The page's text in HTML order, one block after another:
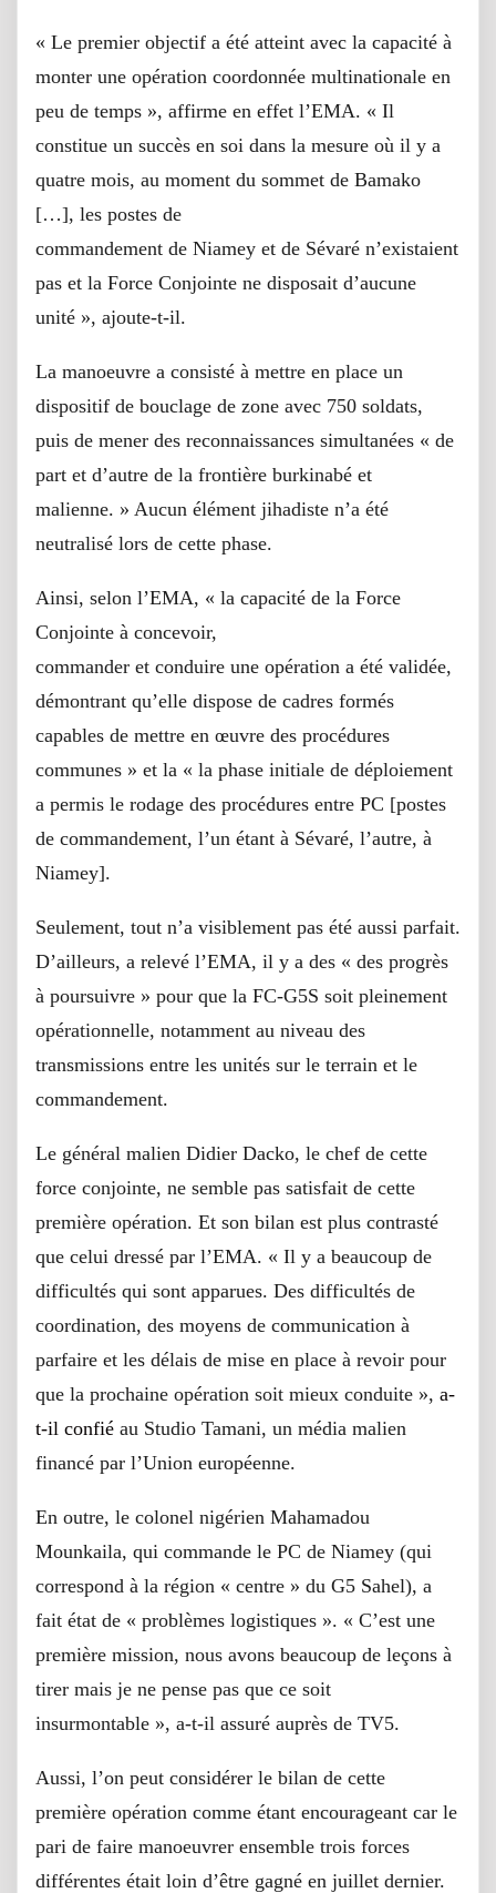
« Le premier objectif a été atteint avec la capacité à
monter une opération coordonnée multinationale en
peu de temps », affirme en effet l’EMA. « Il
constitue un succès en soi dans la mesure où il y a
quatre mois, au moment du sommet de Bamako
[…], les postes de
commandement de Niamey et de Sévaré n’existaient
pas et la Force Conjointe ne disposait d’aucune
unité », ajoute-t-il.
La manoeuvre a consisté à mettre en place un
dispositif de bouclage de zone avec 750 soldats,
puis de mener des reconnaissances simultanées « de
part et d’autre de la frontière burkinabé et
malienne. » Aucun élément jihadiste n’a été
neutralisé lors de cette phase.
Ainsi, selon l’EMA, « la capacité de la Force
Conjointe à concevoir,
commander et conduire une opération a été validée,
démontrant qu’elle dispose de cadres formés
capables de mettre en œuvre des procédures
communes » et la « la phase initiale de déploiement
a permis le rodage des procédures entre PC [postes
de commandement, l’un étant à Sévaré, l’autre, à
Niamey].
Seulement, tout n’a visiblement pas été aussi parfait.
D’ailleurs, a relevé l’EMA, il y a des « des progrès
à poursuivre » pour que la FC-G5S soit pleinement
opérationnelle, notamment au niveau des
transmissions entre les unités sur le terrain et le
commandement.
Le général malien Didier Dacko, le chef de cette
force conjointe, ne semble pas satisfait de cette
première opération. Et son bilan est plus contrasté
que celui dressé par l’EMA. « Il y a beaucoup de
difficultés qui sont apparues. Des difficultés de
coordination, des moyens de communication à
parfaire et les délais de mise en place à revoir pour
que la prochaine opération soit mieux conduite », a-
t-il confié au Studio Tamani, un média malien
financé par l’Union européenne.
En outre, le colonel nigérien Mahamadou
Mounkaila, qui commande le PC de Niamey (qui
correspond à la région « centre » du G5 Sahel), a
fait état de « problèmes logistiques ». « C’est une
première mission, nous avons beaucoup de leçons à
tirer mais je ne pense pas que ce soit
insurmontable », a-t-il assuré auprès de TV5.
Aussi, l’on peut considérer le bilan de cette
première opération comme étant encourageant car le
pari de faire manoeuvrer ensemble trois forces
différentes était loin d’être gagné en juillet dernier.